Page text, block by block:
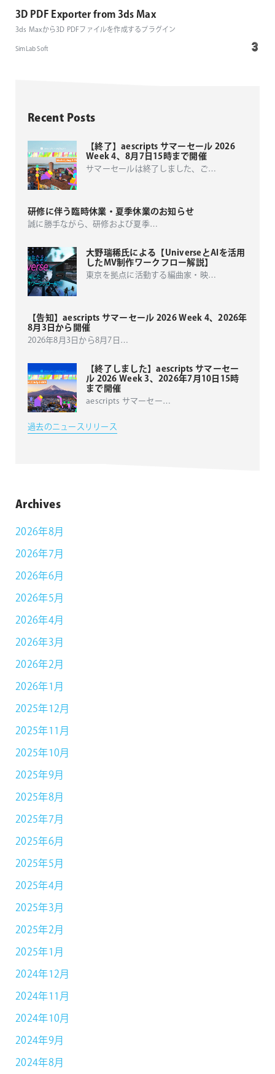
3D PDF Exporter from 3ds Max
3ds Maxから3D PDFファイルを作成するプラグイン
SimLab Soft
Recent Posts
【終了】aescripts サマーセール 2026
Week 4、8月7日15時まで開催
サマーセールは終了しました、ご…
研修に伴う臨時休業・夏季休業のお知らせ
誠に勝手ながら、研修および夏季…
大野瑞稀氏による【UniverseとAIを活用
したMV制作ワークフロー解説】
東京を拠点に活動する編曲家・映…
【告知】aescripts サマーセール 2026 Week 4、2026年
8月3日から開催
2026年8月3日から8月7日…
【終了しました】aescripts サマーセー
ル 2026 Week 3、2026年7月10日15時
まで開催
aescripts サマーセー…
過去のニュースリリース
Archives
2026年8月
2026年7月
2026年6月
2026年5月
2026年4月
2026年3月
2026年2月
2026年1月
2025年12月
2025年11月
2025年10月
2025年9月
2025年8月
2025年7月
2025年6月
2025年5月
2025年4月
2025年3月
2025年2月
2025年1月
2024年12月
2024年11月
2024年10月
2024年9月
2024年8月